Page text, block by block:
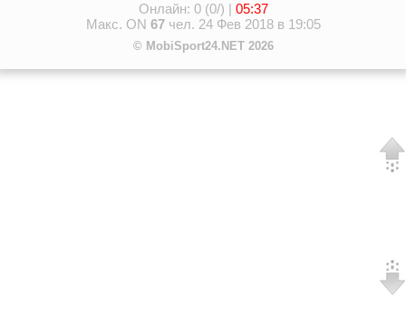
Онлайн: 0 (0/) | 05:37
Макс. ON 67чел. 24 Фев 2018 в 19:05
© MobiSport24.NET 2026